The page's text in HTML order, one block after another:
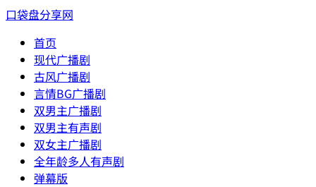
口袋盘分享网
首页
现代广播剧
古风广播剧
言情BG广播剧
双男主广播剧
双男主有声剧
双女主广播剧
全年龄多人有声剧
弹幕版